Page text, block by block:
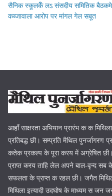
सैनिक स्कूलकेँ लऽ संसदीय समितिक
कब्जावाला आरोप पर मांगल गेल सबूत
आहाँ साक्षरता अभियान प्रारंभ क क
प्रतिबद्ध छी। सम्प्रति मैथिल
कतेक प्रकल्प के पूरा करय में अग्रेषित
प्राप्त करय ताहि लेल अपने बाल-वृन्द सब
सफलता के प्राप्त क रहल छी। जगैत
मिथिला इत्यादी उदघोष के माध्यम स जन